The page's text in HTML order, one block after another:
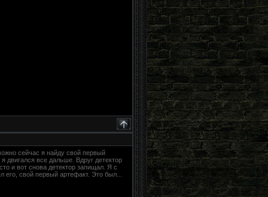
сейчас я найду свой первый
двигался все дальше. Вдруг детектор
и вот снова детектор запищал. Я с
свой первый артефакт. Это был...